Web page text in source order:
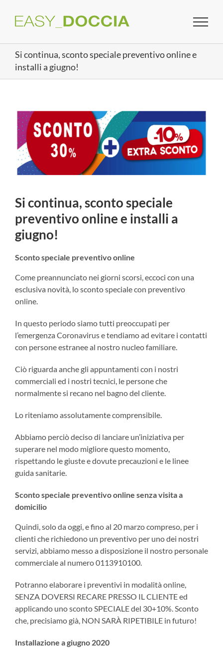
contenuto
Si continua, sconto speciale preventivo online e
installi a giugno!
Ingrandisci
immagine
Si continua, sconto speciale
preventivo online e installi a
giugno!
Sconto speciale preventivo online
Come preannunciato nei giorni scorsi, eccoci con una
esclusiva novità, lo sconto speciale con preventivo
online.
In questo periodo siamo tutti preoccupati per
l’emergenza Coronavirus e tendiamo ad evitare i contatti
con persone estranee al nostro nucleo familiare.
Ciò riguarda anche gli appuntamenti con i nostri
commerciali ed i nostri tecnici, le persone che
normalmente si recano nel bagno del cliente.
Lo riteniamo assolutamente comprensibile.
Abbiamo perciò deciso di lanciare un’iniziativa per
superare nel modo migliore questo momento,
rispettando le giuste e dovute precauzioni e le linee
guida sanitarie.
Sconto speciale preventivo online senza visita a
domicilio
Quindi, solo da oggi, e fino al 20 marzo compreso, per i
clienti che richiedono un preventivo per uno dei nostri
servizi, abbiamo messo a disposizione il nostro personale
commerciale al numero 0113910100.
Potranno elaborare i preventivi in modalità online,
SENZA DOVERSI RECARE PRESSO IL CLIENTE ed
applicando uno sconto SPECIALE del 30+10%. Sconto
che, precisiamo già, NON SARÀ RIPETIBILE in futuro!
Installazione a giugno 2020